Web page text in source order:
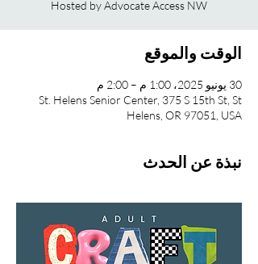
Hosted by Advocate Access NW
الوقت والموقع
30 يونيو 2025، 1:00 م – 2:00 م
St. Helens Senior Center, 375 S 15th St, St
Helens, OR 97051, USA
نبذة عن الحدث